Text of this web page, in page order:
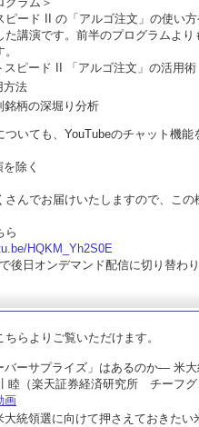
ピード II の「アルゴ注文」の使い
た講演です。前半のプログラムよ
スピード II 「アルゴ注文」の活用術
方法
銘柄の深堀り分析
ついても、YouTubeのチャット機
除く
さんでお届けいたしますので、こ
ら
HQKM_Yh2S0E
で後日オンデマンド配信に切り替わり
らよりご覧いただけます。
バーサプライズ」はあるのか― 米
睦（楽天証券経済研究所 チーフグ
画
大統領選に向けて押さえておきたい